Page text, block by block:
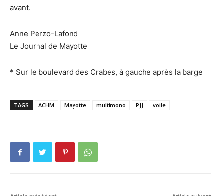
avant.
Anne Perzo-Lafond
Le Journal de Mayotte
* Sur le boulevard des Crabes, à gauche après la barge
TAGS ACHM Mayotte multimono PJJ voile